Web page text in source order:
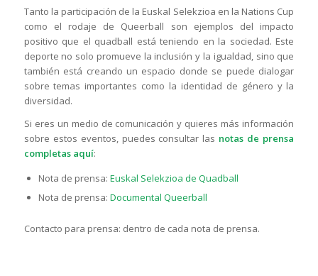
Tanto la participación de la Euskal Selekzioa en la Nations Cup
como el rodaje de Queerball son ejemplos del impacto
positivo que el quadball está teniendo en la sociedad. Este
deporte no solo promueve la inclusión y la igualdad, sino que
también está creando un espacio donde se puede dialogar
sobre temas importantes como la identidad de género y la
diversidad.
Si eres un medio de comunicación y quieres más información
sobre estos eventos, puedes consultar las notas de prensa
completas aquí:
Nota de prensa: Euskal Selekzioa de Quadball
Nota de prensa: Documental Queerball
Contacto para prensa: dentro de cada nota de prensa.